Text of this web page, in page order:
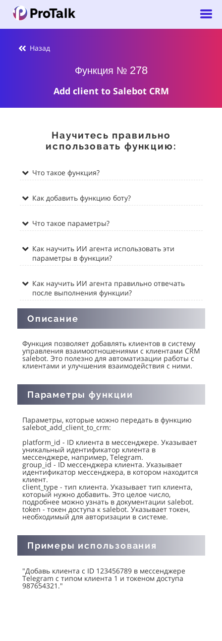
Назад
Функция №278
Add client to Salebot CRM
Научитесь правильно
использовать функцию:
Что такое функция?
Как добавить функцию боту?
Что такое параметры?
Как научить ИИ агента использовать эти
параметры в функции?
Как научить ИИ агента правильно отвечать
после выполнения функции?
Описание
Функция позволяет добавлять клиентов в систему
управления взаимоотношениями с клиентами CRM
salebot. Это полезно для автоматизации работы с
клиентами и улучшения взаимодействия с ними.
Параметры функции
Параметры, которые можно передать в функцию
salebot_add_client_to_crm:
platform_id - ID клиента в мессенджере. Указывает
уникальный идентификатор клиента в
мессенджере, например, Telegram.
group_id - ID мессенджера клиента. Указывает
идентификатор мессенджера, в котором находится
клиент.
client_type - тип клиента. Указывает тип клиента,
который нужно добавить. Это целое число,
подробнее можно узнать в документации salebot.
token - токен доступа к salebot. Указывает токен,
необходимый для авторизации в системе.
Примеры использования
"Добавь клиента с ID 123456789 в мессенджере
Telegram с типом клиента 1 и токеном доступа
987654321."